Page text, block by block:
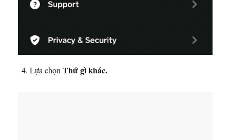
Lựa chọnThứ gì khác.